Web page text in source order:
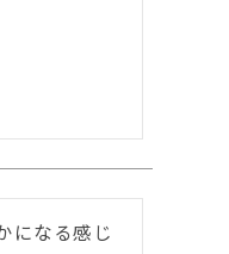
になる感じ